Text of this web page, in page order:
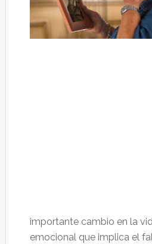
importante cambio en la
emocional que implica el